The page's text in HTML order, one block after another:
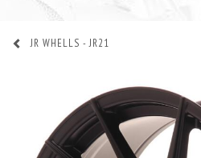
JR WHELLS - JR21